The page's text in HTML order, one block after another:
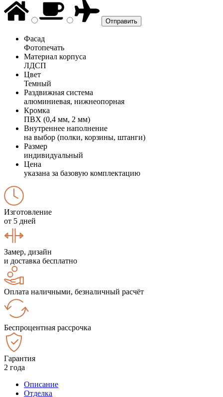
Фасад
Фотопечать
Материал корпуса
ЛДСП
Цвет
Темный
Раздвижная система
алюминиевая, нижнеопорная
Кромка
ПВХ (0,4 мм, 2 мм)
Внутреннее наполнение
на выбор (полки, корзины, штанги)
Размер
индивидуальный
Цена
указана за базовую комплектацию
Изготовление
от 5 дней
Замер, дизайн
и доставка бесплатно
Оплата наличными, безналичный расчёт
Беспроцентная рассрочка
Гарантия
2 года
Описание
Отделка